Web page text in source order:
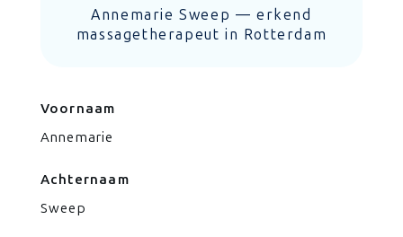
Annemarie Sweep — erkend
massagetherapeut in Rotterdam
Voornaam
Annemarie
Achternaam
Sweep